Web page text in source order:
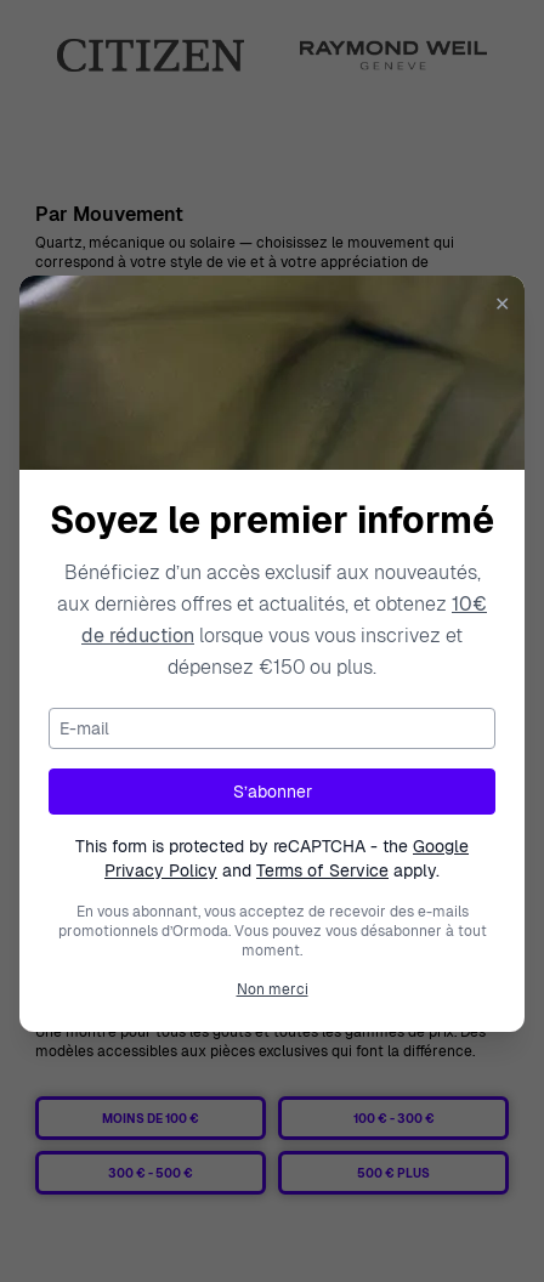
Par Mouvement
Quartz, mécanique ou solaire — choisissez le mouvement qui
correspond à votre style de vie et à votre appréciation de
l’horlogerie.
MÉCANIQUE
DIGITAL
SOLAIRE
Une montre pour tous les goûts et toutes les gammes de prix. Des
modèles accessibles aux pièces exclusives qui font la différence.
MOINS DE 100 € 100 € - 300 €
300 € - 500 € 500 € PLUS
✕
Soyez le premier informé
Bénéficiez d’un accès exclusif aux nouveautés,
aux dernières offres et actualités, et obtenez 10€
de réduction lorsque vous vous inscrivez et
dépensez €150 ou plus.
E-mail
S’abonner
This form is protected by reCAPTCHA - the Google
Privacy Policy and Terms of Service apply.
En vous abonnant, vous acceptez de recevoir des e-mails
promotionnels d’Ormoda. Vous pouvez vous désabonner à tout
moment.
Non merci